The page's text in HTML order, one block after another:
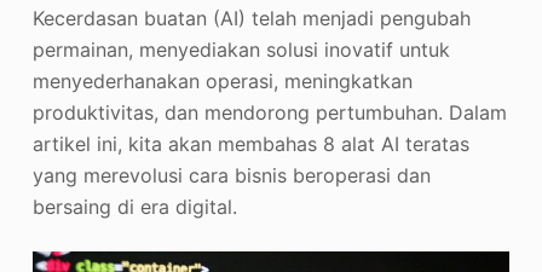
Kecerdasan buatan (AI) telah menjadi pengubah
permainan, menyediakan solusi inovatif untuk
menyederhanakan operasi, meningkatkan
produktivitas, dan mendorong pertumbuhan. Dalam
artikel ini, kita akan membahas 8 alat AI teratas
yang merevolusi cara bisnis beroperasi dan
bersaing di era digital.